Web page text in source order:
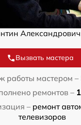
Вызвать мастера
работы мастером –
ремонтов –
– ремонт
телевизоров